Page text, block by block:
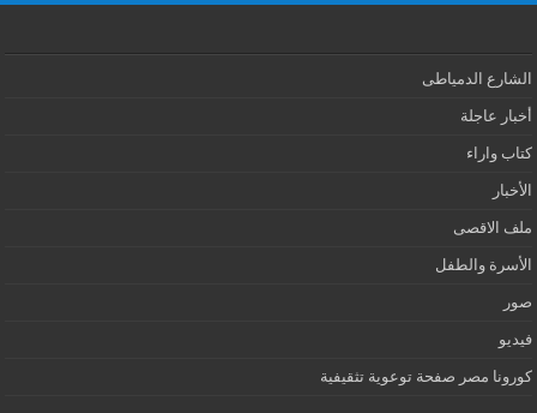
الشارع الدمياطى
أخبار عاجلة
كتاب واراء
الأخبار
ملف الاقصى
الأسرة والطفل
صور
فيديو
كورونا مصر صفحة توعوية تثقيفية